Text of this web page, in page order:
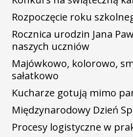
Rozpoczęcie roku
Rocznica urodzin Jana
naszych uczniów
Majówkowo, kolorowo,
sałatkowo
Kucharze gotują mimo
Międzynarodowy Dzień
Procesy logistyczne w